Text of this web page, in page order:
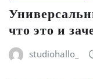
что это и
studiohallo_